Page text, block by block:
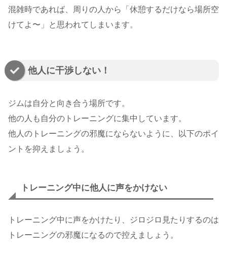
混雑時であれば、周りの人から「休憩するだけなら場所空
けてよ〜」と思われてしまいます。
他人に干渉しない！
ジムは自分と向き合う場所です。
他の人も自分のトレーニングに集中しています。
他人のトレーニングの邪魔にならないように、以下のポイ
ントを抑えましょう。
トレーニング中に他人に声をかけない
トレーニング中に声をかけたり、ジロジロ見たりするのは
トレーニングの邪魔になるので控えましょう。